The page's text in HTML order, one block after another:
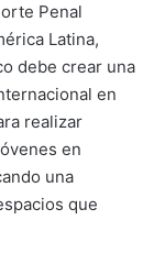
Penal
Latina,
debe crear una
en
realizar
en
una
que